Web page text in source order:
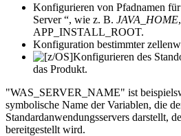
Konfigurieren von Pfadnamen
Server“, wie z. B. JAVA_HOME
APP_INSTALL_ROOT.
Konfiguration bestimmter
Konfigurieren des
das Produkt.
"WAS_SERVER_NAME" ist
symbolische Name der Variablen, die
Standardanwendungsservers darstellt,
bereitgestellt wird.